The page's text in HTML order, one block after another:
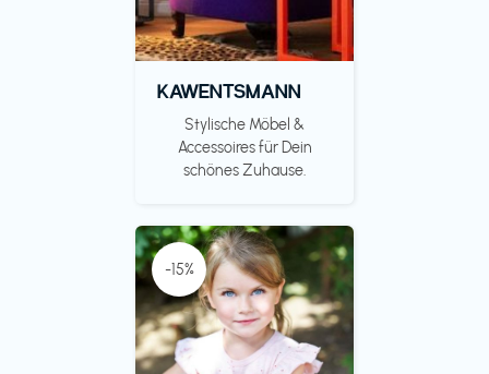
KAWENTSMANN
Stylische Möbel &
Accessoires für Dein
schönes Zuhause.
-15%